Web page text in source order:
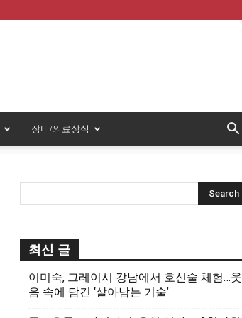
장비/의료상식
최신 글
이미숙, 그레이시 강남에서 호신술 체험…웃
음 속에 담긴 ‘살아남는 기술’